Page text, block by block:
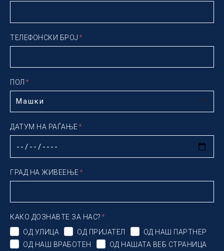
ТЕЛЕФОНСКИ БРОЈ
ПОЛ
ДАТУМ НА РАЃАЊЕ
ГРАД НА ЖИВЕЕЊЕ
КАКО ДОЗНАВТЕ ЗА НАС?
ОД УЛИЦА
ОД ПРИЈАТЕЛ
ОД НАШ ПАРТНЕР
ОД НАШ ВРАБОТЕН
ОД НАШАТА ВЕБ СТРАНИЦА